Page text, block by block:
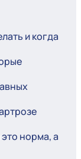
и когда
норма, а